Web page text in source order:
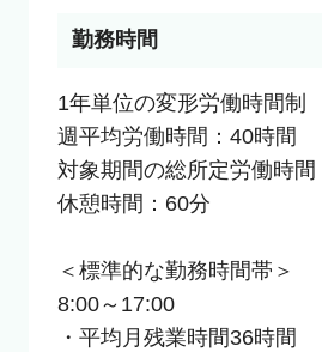
勤務時間
1年単位の変形労働時間制
週平均労働時間：40時間
対象期間の総所定労働時間
休憩時間：60分
＜標準的な勤務時間帯＞
8:00～17:00
・平均月残業時間36時間